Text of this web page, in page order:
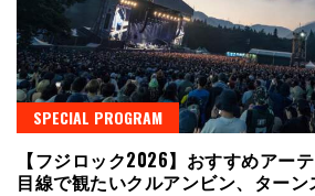
SPECIAL PROGRAM
【フジロック2026】おすすめアー
目線で観たいクルアンビン、ター